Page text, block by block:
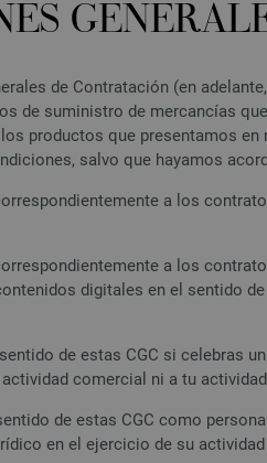
de Contratación (en
de suministro de mercancías
los productos que presentamos
salvo que hayamos
a los
a los
digitales en el sentido
de estas CGC si celebras
comercial ni a tu
de estas CGC como
en el ejercicio de su